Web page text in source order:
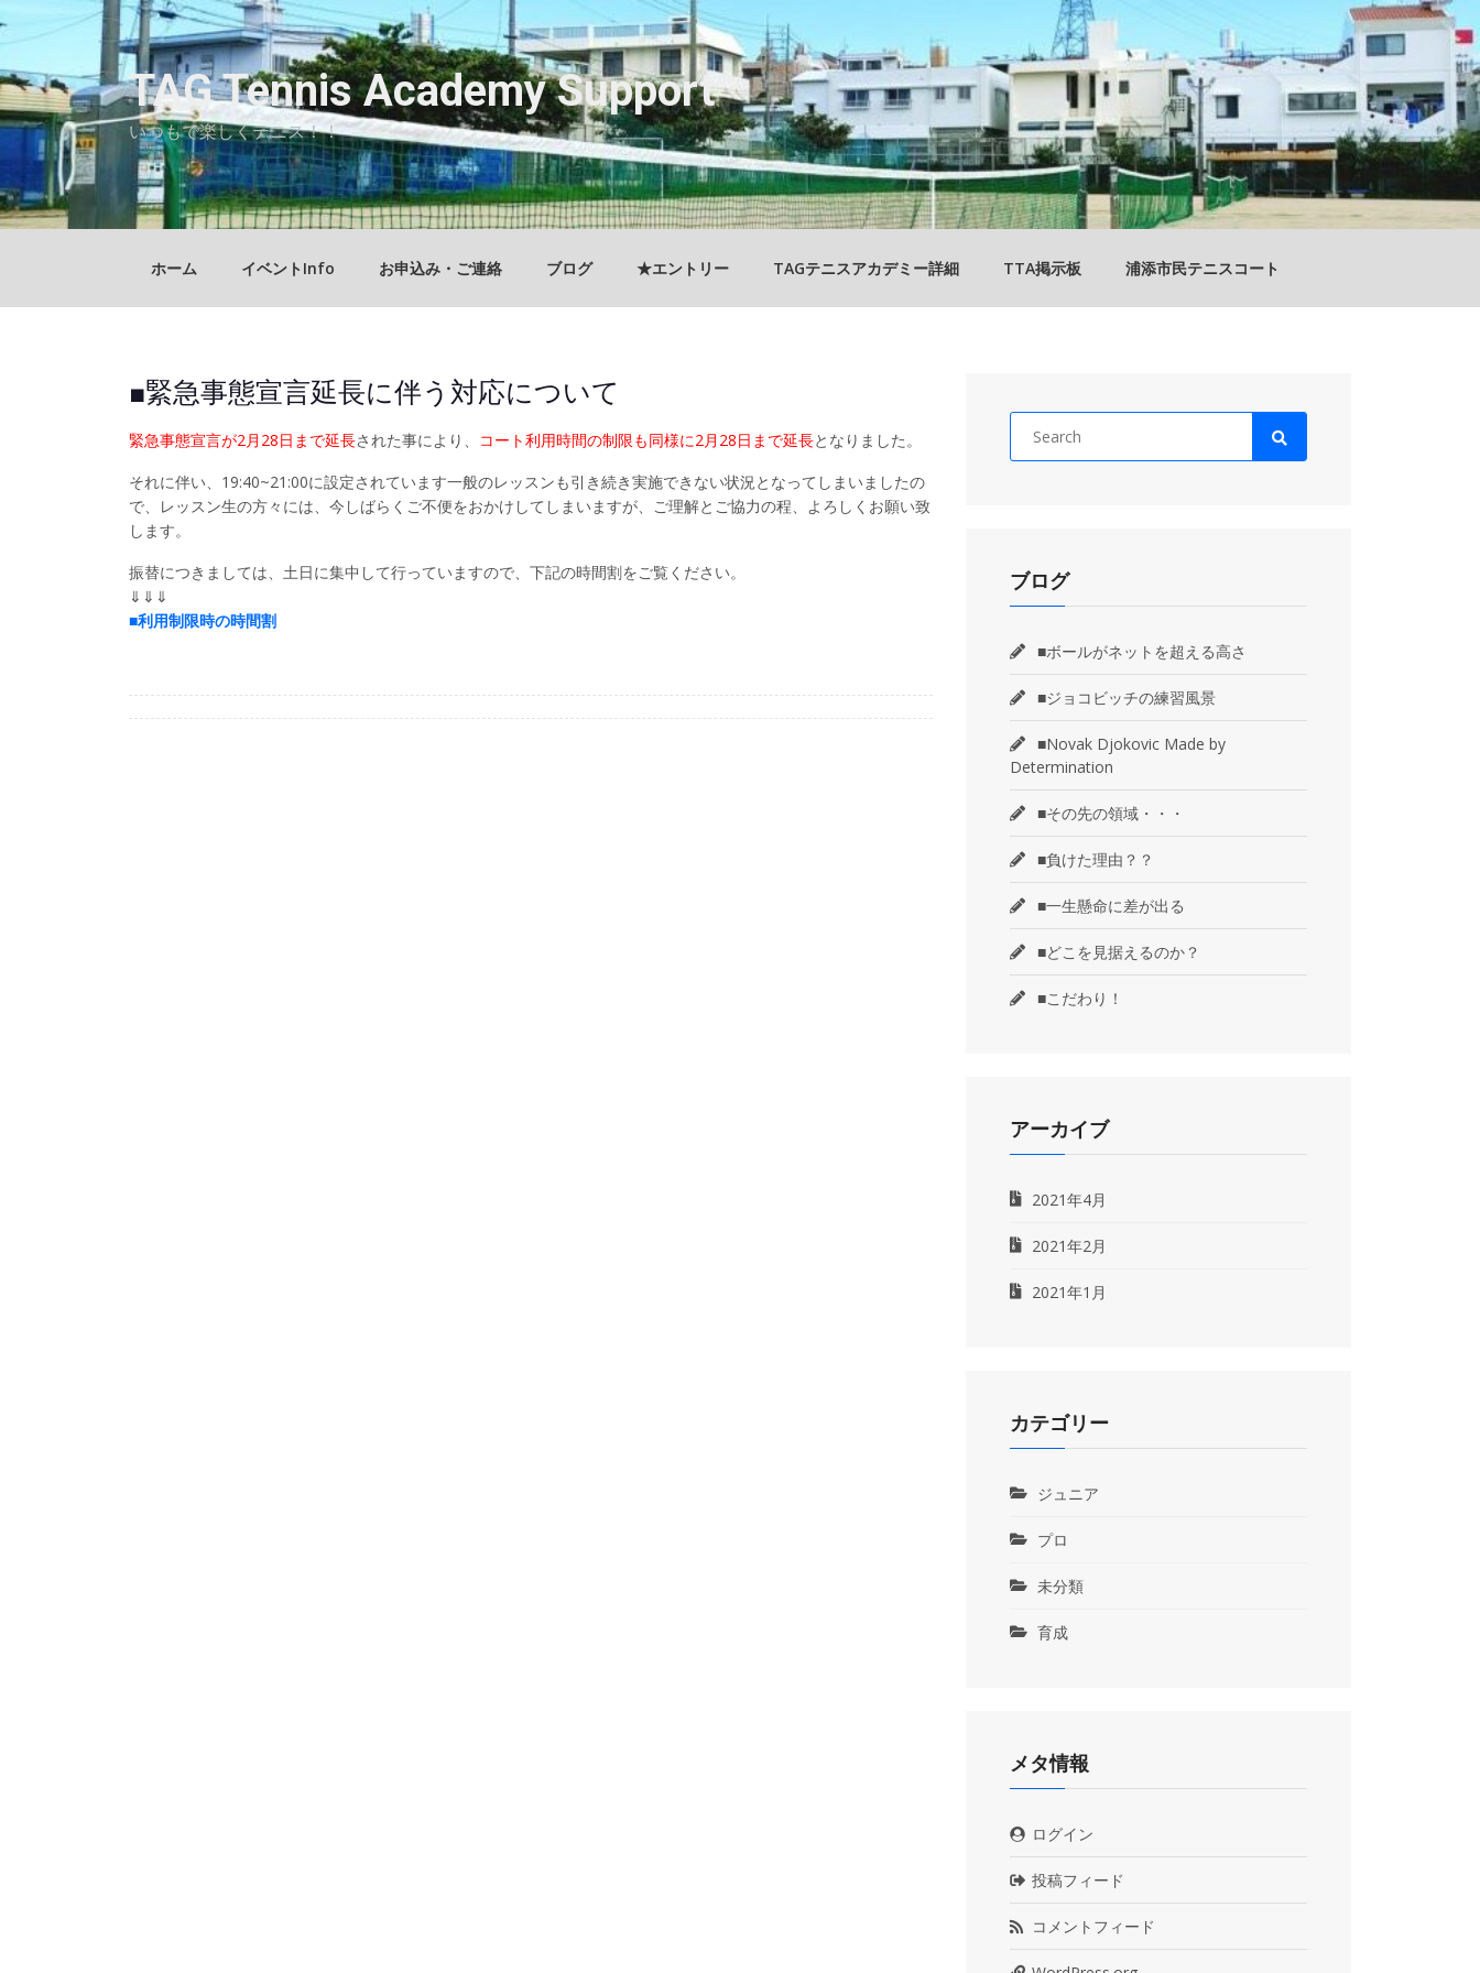
to
TAG Tennis Academy Support
いつもで楽しくテニス！！
ホーム イベントInfo お申込み・ご連絡 ブログ ★エントリー TAGテニスアカデミー詳細 TTA掲示板 浦添市民テニスコート
■緊急事態宣言延長に伴う対応について
緊急事態宣言が2月28日まで延長された事により、 コート利用時間の制限も同様に2月28日まで延長となりました。
それに伴い、19:40~21:00に設定されています一般のレッスンも引き続き実施できない状況となってしまいましたの
で、レッスン生の方々には、今しばらくご不便をおかけしてしまいますが、ご理解とご協力の程、よろしくお願い致
します。
振替につきましては、土日に集中して行っていますので、下記の時間割をご覧ください。
⇓⇓⇓
■利用制限時の時間割
Search
ブログ
■ボールがネットを超える高さ
■ジョコビッチの練習風景
■Novak Djokovic Made by
Determination
■その先の領域・・・
■負けた理由？？
■一生懸命に差が出る
■どこを見据えるのか？
■こだわり！
アーカイブ
2021年4月
2021年2月
2021年1月
カテゴリー
ジュニア
プロ
未分類
育成
メタ情報
ログイン
投稿フィード
コメントフィード